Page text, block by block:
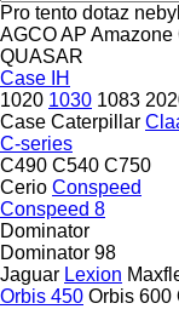
Pro tento dotaz
AGCOAP Amazone
QUASAR
Case IH
1020 1030 1083
Case Caterpillar
C-series
C490 C540 C750
Cerio Conspeed
Conspeed 8
Dominator
Dominator 98
Jaguar Lexion
Orbis 450 Orbis 600